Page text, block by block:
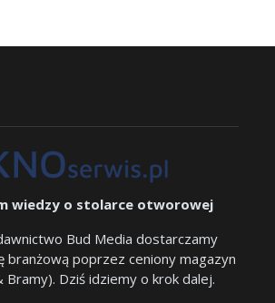
wiedzy o stolarce otworowej
Bud Media dostarczamy
branżową poprzez ceniony magazyn
Bramy). Dziś idziemy o krok dalej.